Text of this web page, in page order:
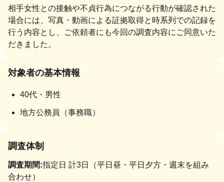
相手女性との接触や不貞行為につながる行動が確認された
場合には、写真・動画による証拠取得と時系列での記録を
行う内容とし、ご依頼者にも今回の調査内容にご同意いた
だきました。
対象者の基本情報
40代・男性
地方公務員（事務職）
調査体制
調査期間:指定日 計3日（平日昼・平日夕方・週末を組み
合わせ）